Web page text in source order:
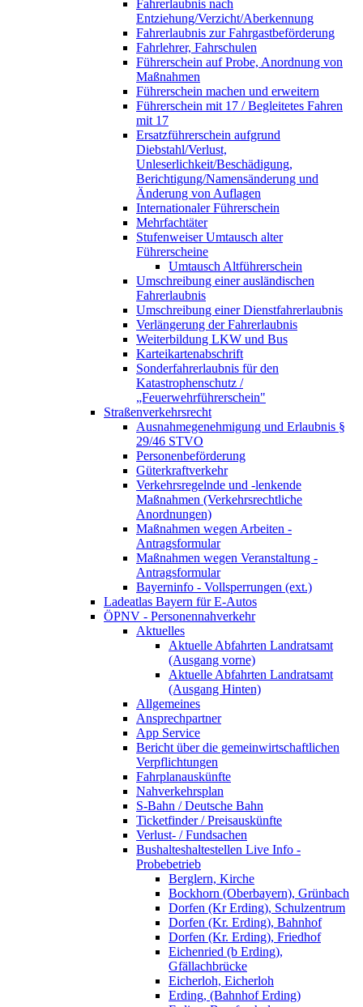
Fahrerlaubnis nach
Entziehung/Verzicht/Aberkennung
Fahrerlaubnis zur Fahrgastbeförderung
Fahrlehrer, Fahrschulen
Führerschein auf Probe, Anordnung von
Maßnahmen
Führerschein machen und erweitern
Führerschein mit 17 / Begleitetes Fahren
mit 17
Ersatzführerschein aufgrund
Diebstahl/Verlust,
Unleserlichkeit/Beschädigung,
Berichtigung/Namensänderung und
Änderung von Auflagen
Internationaler Führerschein
Mehrfachtäter
Stufenweiser Umtausch alter
Führerscheine
Umtausch Altführerschein
Umschreibung einer ausländischen
Fahrerlaubnis
Umschreibung einer Dienstfahrerlaubnis
Verlängerung der Fahrerlaubnis
Weiterbildung LKW und Bus
Karteikartenabschrift
Sonderfahrerlaubnis für den
Katastrophenschutz /
„Feuerwehrführerschein"
Straßenverkehrsrecht
Ausnahmegenehmigung und Erlaubnis §
29/46 STVO
Personenbeförderung
Güterkraftverkehr
Verkehrsregelnde und -lenkende
Maßnahmen (Verkehrsrechtliche
Anordnungen)
Maßnahmen wegen Arbeiten -
Antragsformular
Maßnahmen wegen Veranstaltung -
Antragsformular
Bayerninfo - Vollsperrungen (ext.)
Ladeatlas Bayern für E-Autos
ÖPNV - Personennahverkehr
Aktuelles
Aktuelle Abfahrten Landratsamt
(Ausgang vorne)
Aktuelle Abfahrten Landratsamt
(Ausgang Hinten)
Allgemeines
Ansprechpartner
App Service
Bericht über die gemeinwirtschaftlichen
Verpflichtungen
Fahrplanauskünfte
Nahverkehrsplan
S-Bahn / Deutsche Bahn
Ticketfinder / Preisauskünfte
Verlust- / Fundsachen
Bushalteshaltestellen Live Info -
Probebetrieb
Berglern, Kirche
Bockhorn (Oberbayern), Grünbach
Dorfen (Kr Erding), Schulzentrum
Dorfen (Kr. Erding), Bahnhof
Dorfen (Kr. Erding), Friedhof
Eichenried (b Erding),
Gfällachbrücke
Eicherloh, Eicherloh
Erding, (Bahnhof Erding)